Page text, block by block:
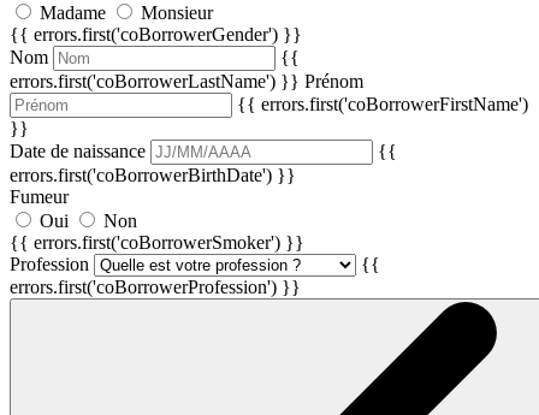
Madame
Monsieur
{{ errors.first('coBorrowerGender') }}
Nom
{{
errors.first('coBorrowerLastName') }} Prénom
{{ errors.first('coBorrowerFirstName')
}}
Date de naissance
{{
errors.first('coBorrowerBirthDate') }}
Fumeur
Oui
Non
{{ errors.first('coBorrowerSmoker') }}
Profession
{{
errors.first('coBorrowerProfession') }}